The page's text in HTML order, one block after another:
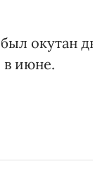
окутан
в июне.